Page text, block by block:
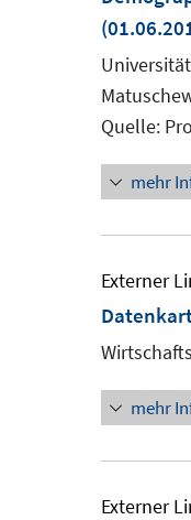
Quelle:
mehr
Externer
mehr
Externer